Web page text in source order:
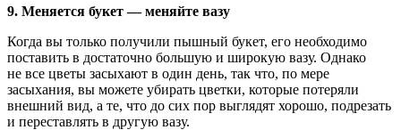
9. Меняется букет — меняйте вазу
Когда вы только получили пышный букет, его необходимо
поставить в достаточно большую и широкую вазу. Однако
не все цветы засыхают в один день, так что, по мере
засыхания, вы можете убирать цветки, которые потеряли
внешний вид, а те, что до сих пор выглядят хорошо, подрезать
и переставлять в другую вазу.